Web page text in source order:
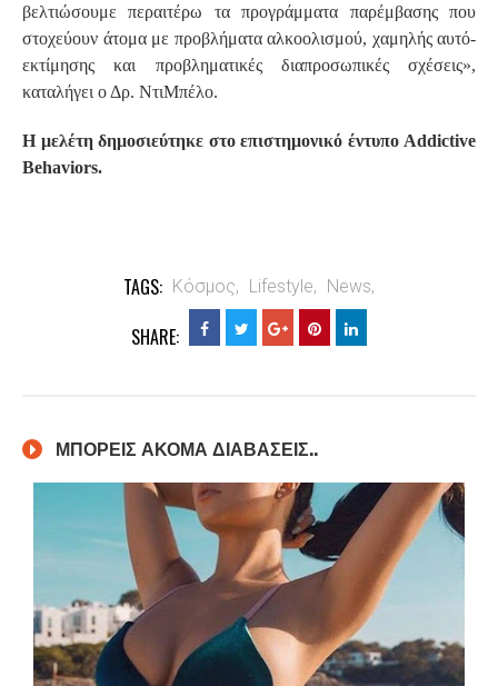
βελτιώσουμε περαιτέρω τα προγράμματα παρέμβασης που
στοχεύουν άτομα με προβλήματα αλκοολισμού, χαμηλής αυτό-
εκτίμησης και προβληματικές διαπροσωπικές σχέσεις»,
καταλήγει ο Δρ. ΝτιΜπέλο.
Η μελέτη δημοσιεύτηκε στο επιστημονικό έντυπο Addictive
Behaviors.
TAGS: Κόσμος, Lifestyle, News,
SHARE:
ΜΠΟΡΕΙΣ ΑΚΟΜΑ ΔΙΑΒΑΣΕΙΣ..